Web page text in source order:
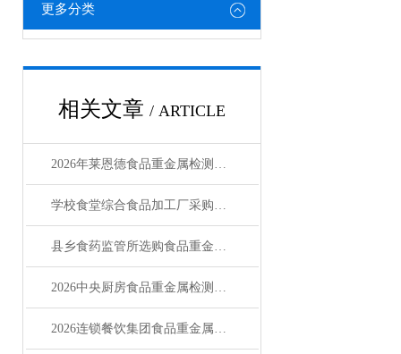
更多分类
相关文章 / ARTICLE
2026年莱恩德食品重金属检测仪全系列实测盘点
学校食堂综合食品加工厂采购必读：食品重金属检测仪怎么选
县乡食药监管所选购食品重金属检测仪的科学指南
2026中央厨房食品重金属检测仪选型指南
2026连锁餐饮集团食品重金属检测仪行业调查